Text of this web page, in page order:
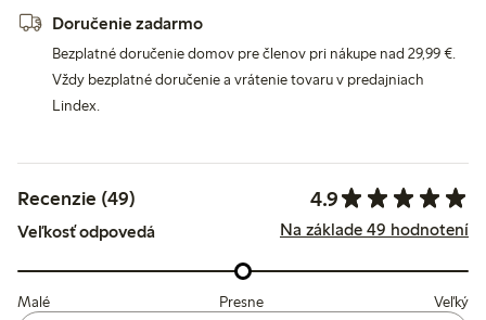
Doručenie zadarmo
Bezplatné doručenie domov pre členov pri nákupe nad 29,99 €.
Vždy bezplatné doručenie a vrátenie tovaru v predajniach
Lindex.
Recenzie (49) 4.9
Veľkosť odpovedá Na základe 49 hodnotení
Malé Presne Veľký